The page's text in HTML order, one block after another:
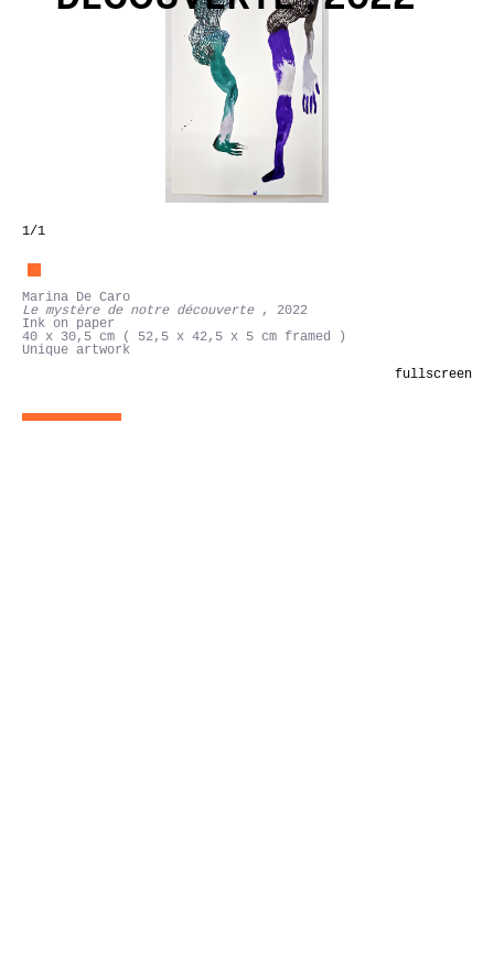
1/1
Marina De Caro
Le mystère de notre découverte , 2022
Ink on paper
40 x 30,5 cm ( 52,5 x 42,5 x 5 cm framed )
Unique artwork
fullscreen